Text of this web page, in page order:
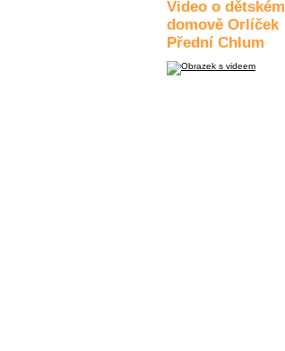
Video o dětském
domově Orlíček
Přední Chlum